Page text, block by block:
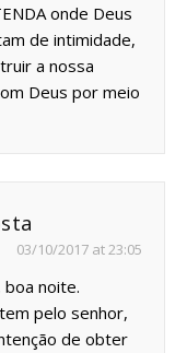
onde Deus
de intimidade,
a nossa
Deus por meio
03/10/2017 at 23:05
boa noite.
pelo senhor,
de obter